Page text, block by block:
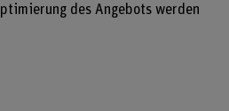
des Angebots werden